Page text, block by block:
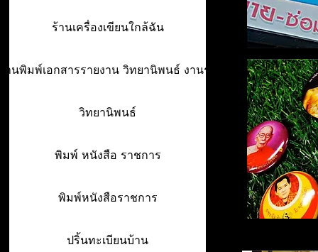
ร้านเครื่องเขียนใกล้ฉัน
านพิมพ์เอกสารรายงาน วิทยานิพนธ์ งานรา
วิทยานิพนธ์
พิมพ์ หนังสือ ราชการ
พิมพ์หนังสือราชการ
ปริ้นทะเบียนบ้าน